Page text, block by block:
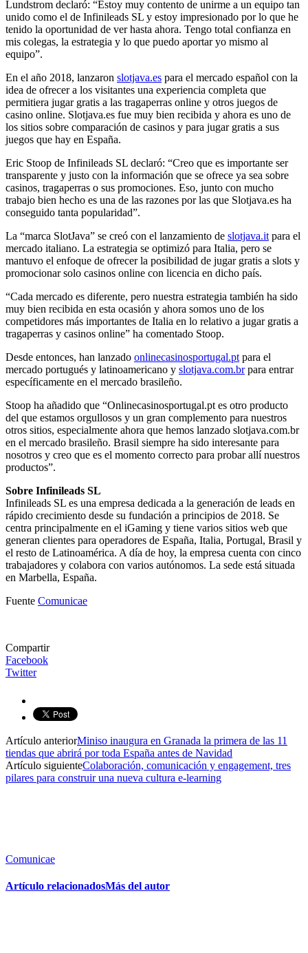
Lundstrom declaró: “Estoy muy contento de unirme a un equipo tan
unido como el de Infinileads SL y estoy impresionado por lo que he
tenido la oportunidad de ver hasta ahora. Tengo total confianza en
mis colegas, la estrategia y lo que puedo aportar yo mismo al
equipo”.
En el año 2018, lanzaron slotjava.es para el mercado español con la
idea de ofrecer a los visitantes una experiencia completa que
permitiera jugar gratis a las tragaperras online y otros juegos de
casino online. Slotjava.es fue muy bien recibida y ahora es uno de
los sitios sobre comparación de casinos y para jugar gratis a sus
juegos que hay en España.
Eric Stoop de Infinileads SL declaró: “Creo que es importante ser
transparente y justo con la información que se ofrece ya sea sobre
casinos, tragaperras o sus promociones. Eso, junto con mucho
trabajo bien hecho es una de las razones por las que Slotjava.es ha
conseguido tanta popularidad”.
La “marca SlotJava” se creó con el lanzamiento de slotjava.it para el
mercado italiano. La estrategia se optimizó para Italia, pero se
mantuvo el enfoque de ofrecer la posibilidad de jugar gratis a slots y
promocionar solo casinos online con licencia en dicho país.
“Cada mercado es diferente, pero nuestra estrategia también ha sido
muy bien recibida en esta ocasión y ahora somos uno de los
competidores más importantes de Italia en lo relativo a jugar gratis a
tragaperras y casinos online” ha comentado Stoop.
Desde entonces, han lanzado onlinecasinosportugal.pt para el
mercado portugués y latinoamericano y slotjava.com.brpara entrar
específicamente en el mercado brasileño.
Stoop ha añadido que “Onlinecasinosportugal.pt es otro producto
del que estamos orgullosos y un gran complemento para nuestros
otros sitios, especialmente ahora que hemos lanzado slotjava.com.br
en el mercado brasileño. Brasil siempre ha sido interesante para
nosotros y creo que es el momento correcto para probar allí nuestros
productos”.
Sobre Infinileads SL
Infinileads SL es una empresa dedicada a la generación de leads en
rápido crecimiento desde su fundación a principios de 2018. Se
centra principalmente en el iGaming y tiene varios sitios web que
generan clientes para operadores de España, Italia, Portugal, Brasil y
el resto de Latinoamérica. A día de hoy, la empresa cuenta con cinco
trabajadores y colabora con varios autónomos. La sede está situada
en Marbella, España.
Fuente Comunicae
Compartir
Facebook
Twitter
Artículo anteriorMiniso inaugura en Granada la primera de las 11
tiendas que abrirá por toda España antes de Navidad
Artículo siguienteColaboración, comunicación y engagement, tres
pilares para construir una nueva cultura e-learning
Comunicae
Artículo relacionadosMás del autor